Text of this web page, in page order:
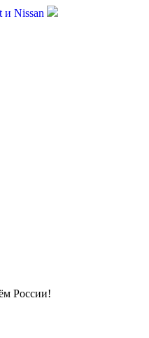
и Nissan
России!